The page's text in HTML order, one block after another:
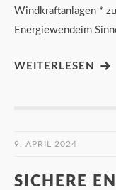
Windkraftanlagen *
Energiewendeim
WEITERLESEN
9. APRIL 2024
SICHERE